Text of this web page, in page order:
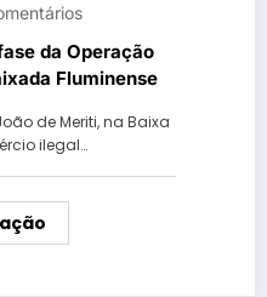
da Operação
Fluminense
de Meriti, na Baixa
ilegal…